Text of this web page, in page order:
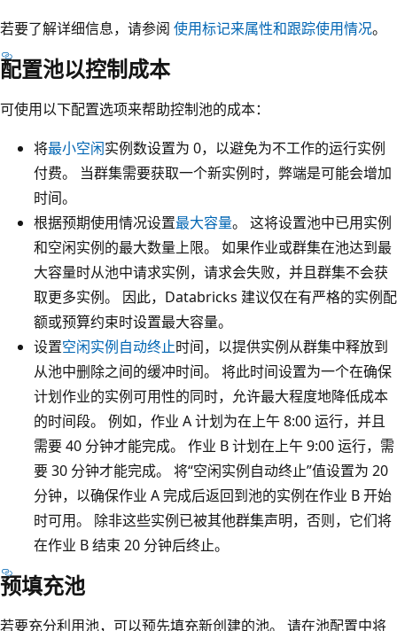
若要了解详细信息，请参阅 使用标记来属性和跟踪使用情况。
配置池以控制成本
可使用以下配置选项来帮助控制池的成本：
将最小空闲实例数设置为 0，以避免为不工作的运行实例
付费。 当群集需要获取一个新实例时，弊端是可能会增加
时间。
根据预期使用情况设置最大容量。 这将设置池中已用实例
和空闲实例的最大数量上限。 如果作业或群集在池达到最
大容量时从池中请求实例，请求会失败，并且群集不会获
取更多实例。 因此，Databricks 建议仅在有严格的实例配
额或预算约束时设置最大容量。
设置空闲实例自动终止时间，以提供实例从群集中释放到
从池中删除之间的缓冲时间。 将此时间设置为一个在确保
计划作业的实例可用性的同时，允许最大程度地降低成本
的时间段。 例如，作业 A 计划为在上午 8:00 运行，并且
需要 40 分钟才能完成。 作业 B 计划在上午 9:00 运行，需
要 30 分钟才能完成。 将“空闲实例自动终止”值设置为 20
分钟，以确保作业 A 完成后返回到池的实例在作业 B 开始
时可用。 除非这些实例已被其他群集声明，否则，它们将
在作业 B 结束 20 分钟后终止。
预填充池
若要充分利用池，可以预先填充新创建的池。 请在池配置中将